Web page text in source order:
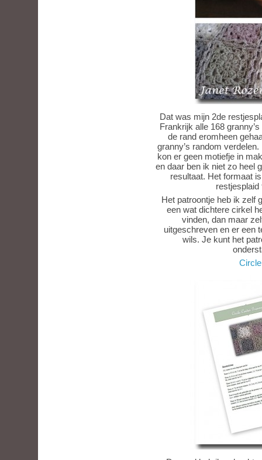
Dat was mijn 2de
Frankrijk alle 168
de rand eromheen
granny’s random
kon er geen motiefje in
en daar ben ik niet zo heel
resultaat. Het formaat
restjesplaid
Het patroontje heb ik zelf
een wat dichtere cirkel
vinden, dan maar
uitgeschreven en er een
wils. Je kunt het